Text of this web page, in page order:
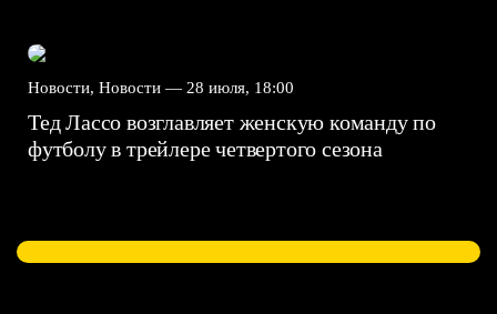
Новости, Новости — 28 июля, 18:00
Тед Лассо возглавляет женскую команду по
футболу в трейлере четвертого сезона